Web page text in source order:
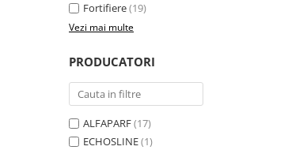
Fortifiere(19)
Vezi mai multe
PRODUCATORI
ALFAPARF(17)
ECHOSLINE(1)